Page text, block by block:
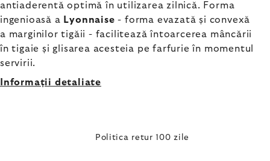
antiaderentă optimă în utilizarea zilnică. Forma
ingenioasă a Lyonnaise - forma evazată și convexă
a marginilor tigăii - facilitează întoarcerea mâncării
în tigaie și glisarea acesteia pe farfurie în momentul
servirii.
Informaţii detaliate
Politica retur 100 zile